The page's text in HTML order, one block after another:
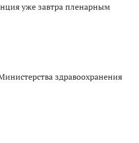
уже завтра пленарным
здравоохранения